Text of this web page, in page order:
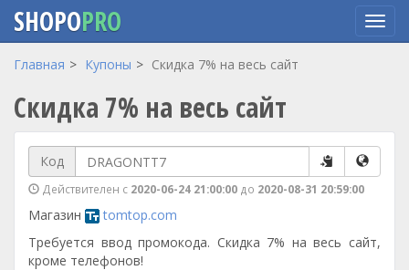
Перейти
основному
содержанию
SHOPOPRO
Главная Купоны Скидка 7% на весь сайт
Скидка 7% на весь сайт
Код
Действителен с 2020-06-24 21:00:00 до 2020-08-31 20:59:00
Магазин
tomtop.com
Требуется ввод промокода. Скидка 7% на весь сайт,
кроме телефонов!